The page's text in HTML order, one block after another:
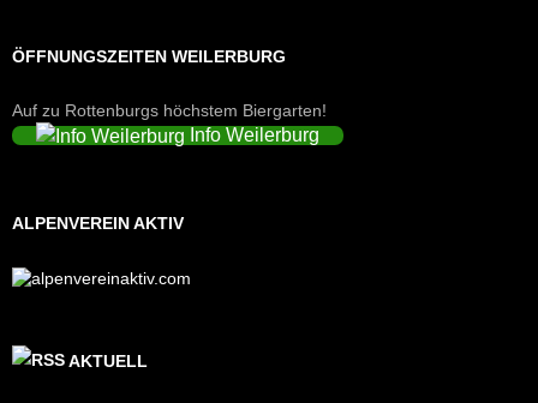
ÖFFNUNGSZEITEN WEILERBURG
Auf zu Rottenburgs höchstem Biergarten!
Info Weilerburg
ALPENVEREIN AKTIV
AKTUELL